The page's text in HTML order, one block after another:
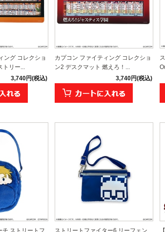
ング コレクショ
トリー...
3,740円(税込)
カプコン ファイティング コレクショ
ン2 デスクマット 燃えろ！...
3,740円(税込)